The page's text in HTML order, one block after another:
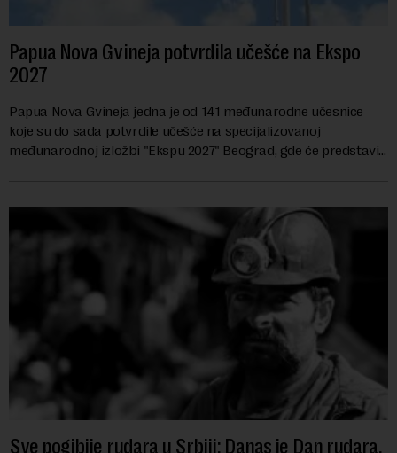
Papua Nova Gvineja potvrdila učešće na Ekspo
2027
Papua Nova Gvineja jedna je od 141 međunarodne učesnice
koje su do sada potvrdile učešće na specijalizovanoj
međunarodnoj izložbi "Ekspu 2027" Beograd, gde će predstaviti
Sve pogibije rudara u Srbiji: Danas je Dan rudara,